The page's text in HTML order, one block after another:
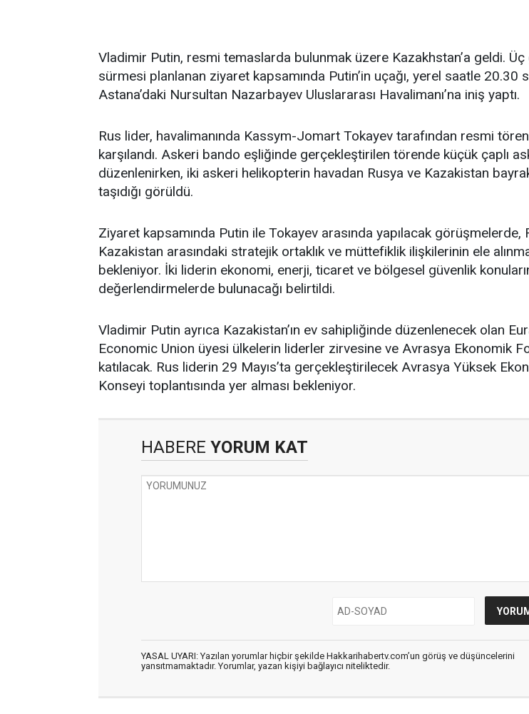
Vladimir Putin, resmi temaslarda bulunmak üzere Kazakhstan’a geldi. Üç
sürmesi planlanan ziyaret kapsamında Putin’in uçağı, yerel saatle 20.30
Astana’daki Nursultan Nazarbayev Uluslararası Havalimanı’na iniş yaptı.
Rus lider, havalimanında Kassym-Jomart Tokayev tarafından resmi
karşılandı. Askeri bando eşliğinde gerçekleştirilen törende küçük çaplı
düzenlenirken, iki askeri helikopterin havadan Rusya ve Kazakistan
taşıdığı görüldü.
Ziyaret kapsamında Putin ile Tokayev arasında yapılacak görüşmelerde,
Kazakistan arasındaki stratejik ortaklık ve müttefiklik ilişkilerinin ele
bekleniyor. İki liderin ekonomi, enerji, ticaret ve bölgesel güvenlik
değerlendirmelerde bulunacağı belirtildi.
Vladimir Putin ayrıca Kazakistan’ın ev sahipliğinde düzenlenecek olan
Economic Union üyesi ülkelerin liderler zirvesine ve Avrasya Ekonomik
katılacak. Rus liderin 29 Mayıs’ta gerçekleştirilecek Avrasya Yüksek
Konseyi toplantısında yer alması bekleniyor.
HABERE YORUM KAT
YASAL UYARI: Yazılan yorumlar hiçbir şekilde Hakkarihabertv.com’un görüş ve düşüncelerini
yansıtmamaktadır. Yorumlar, yazan kişiyi bağlayıcı niteliktedir.